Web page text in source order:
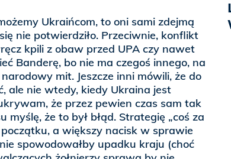
Ukraińcom, to oni sami zdejmą
nie potwierdziło. Przeciwnie, konflikt
kpili z obaw przed UPA czy nawet
Banderę, bo nie ma czegoś innego, na
mit. Jeszcze inni mówili, że do
ale nie wtedy, kiedy Ukraina jest
że przez pewien czas sam tak
myślę, że to był błąd. Strategię „coś za
a większy nacisk w sprawie
spowodowałby upadku kraju (choć